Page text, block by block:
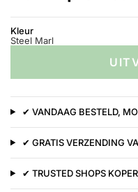
Kleur
Steel Marl
✔ VANDAAG BESTELD,
✔ GRATIS VERZENDING
✔ TRUSTED SHOPS